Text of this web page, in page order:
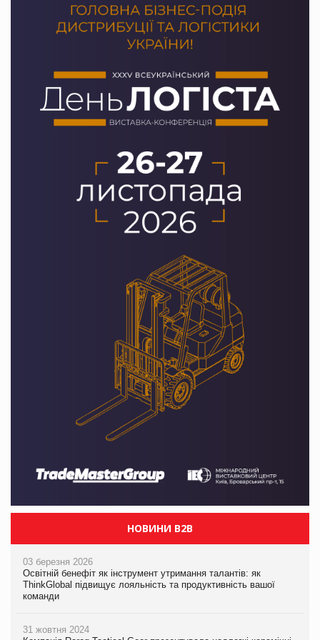
НОВИНИ B2B
03 березня 2026
Освітній бенефіт як інструмент утримання талантів: як
ThinkGlobal підвищує лояльність та продуктивність вашої
команди
31 жовтня 2024